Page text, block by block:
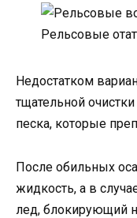
Рельсовые
Недостатком
тщательной
песка, которые
После обильных
жидкость, а в
лед, блокирующий